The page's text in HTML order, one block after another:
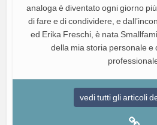
analoga è diventato ogni giorno
di fare e di condividere, e
ed Erika Freschi, è nata
della mia storia personale e
vedi tutti gli articoli